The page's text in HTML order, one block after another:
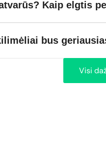
Kaip elgtis
bus
Visi